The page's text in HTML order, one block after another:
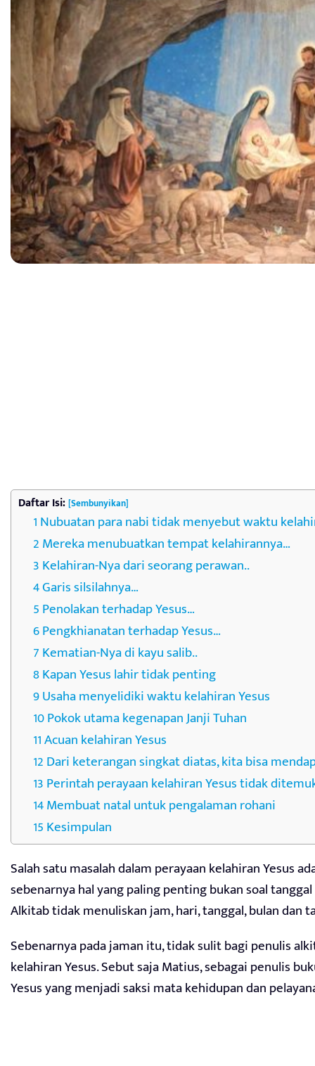
Daftar Isi:[Sembunyikan]
Nubuatan para nabi tidak menyebut waktu
Mereka menubuatkan tempat kelahirannya…
Kelahiran-Nya dari seorang perawan..
Garis silsilahnya…
Penolakan terhadap Yesus…
Pengkhianatan terhadap Yesus…
Kematian-Nya di kayu salib..
Kapan Yesus lahir tidak penting
Usaha menyelidiki waktu kelahiran Yesus
Pokok utama kegenapan Janji Tuhan
Acuan kelahiran Yesus
Dari keterangan singkat diatas, kita bisa
Perintah perayaan kelahiran Yesus tidak
Membuat natal untuk pengalaman rohani
Kesimpulan
Salah satu masalah dalam perayaan kelahiran Yesus
sebenarnya hal yang paling penting bukan soal
Alkitab tidak menuliskan jam, hari, tanggal, bulan dan
Sebenarnya pada jaman itu, tidak sulit bagi penulis
kelahiran Yesus. Sebut saja Matius, sebagai penulis
Yesus yang menjadi saksi mata kehidupan dan